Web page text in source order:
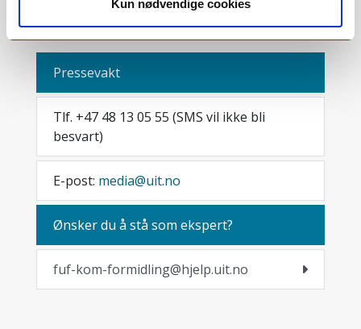
Kun nødvendige cookies
OYVIND.STOKKE@UIT.NO +47 77 64 63 34
Pressevakt
Tlf. +47 48 13 05 55 (SMS vil ikke bli
besvart)
E-post: media@uit.no
Ønsker du å stå som ekspert?
fuf-kom-formidling@hjelp.uit.no